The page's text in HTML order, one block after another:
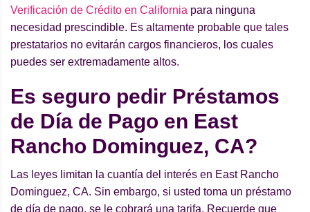
Verificación de Crédito en California para ninguna
necesidad prescindible. Es altamente probable que tales
prestatarios no evitarán cargos financieros, los cuales
puedes ser extremadamente altos.
Es seguro pedir Préstamos
de Día de Pago en East
Rancho Dominguez, CA?
Las leyes limitan la cuantía del interés en East Rancho
Dominguez, CA. Sin embargo, si usted toma un préstamo
de día de pago, se le cobrará una tarifa. Recuerde que